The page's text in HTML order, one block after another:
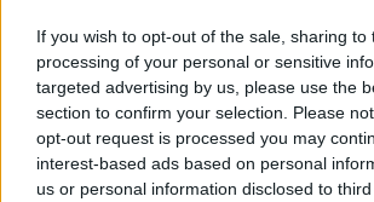
If you wish to opt-out of the sale, sharing to
processing of your personal or sensitive
targeted advertising by us, please use the
section to confirm your selection. Please
opt-out request is processed you may
interest-based ads based on personal
us or personal information disclosed to